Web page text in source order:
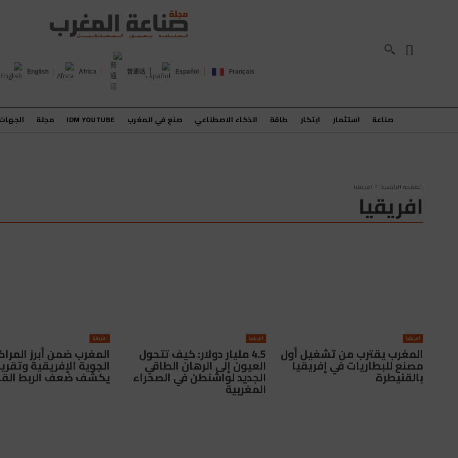
Français
Español
普通话
Africa
English
صناعة استثمار ابتكار طاقة الذكاء الاصطناعي صنع في المغرب IDM YOUTUBE مجلة
الصفحة الرئيسية افريقيا
افريقيا
افريقيا
المغرب يقترب من تشغيل أول
مصنع للبطاريات في إفريقيا
بالقنيطرة
افريقيا
4.5 مليار دولار: كيف تتحول
العيون إلى الرهان الطاقي
الجديد لواشنطن في الصحراء
المغربية
افريقيا
المغرب ضمن أبرز
الجوية الإفريقية
يكشف ضعف الربط